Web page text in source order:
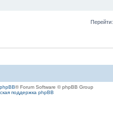
Перейти:
phpBB® Forum Software © phpBB Group
поддержка phpBB